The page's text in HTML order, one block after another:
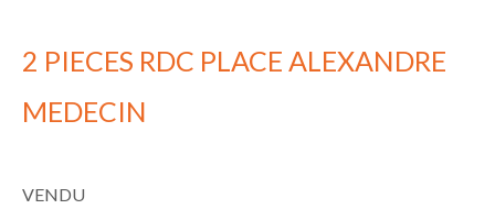
2 PIECES RDC PLACE ALEXANDRE
MEDECIN
VENDU